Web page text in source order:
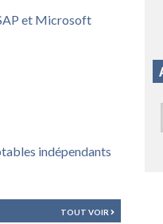
et Microsoft
indépendants
TOUT VOIR